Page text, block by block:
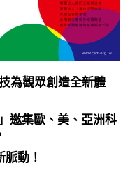
為觀眾創造全新體
邀集歐、美、亞洲科
動！